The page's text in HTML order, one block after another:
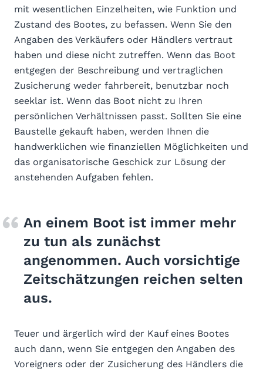
mit wesentlichen Einzelheiten, wie Funktion und
Zustand des Bootes, zu befassen. Wenn Sie den
Angaben des Verkäufers oder Händlers vertraut
haben und diese nicht zutreffen. Wenn das Boot
entgegen der Beschreibung und vertraglichen
Zusicherung weder fahrbereit, benutzbar noch
seeklar ist. Wenn das Boot nicht zu Ihren
persönlichen Verhältnissen passt. Sollten Sie eine
Baustelle gekauft haben, werden Ihnen die
handwerklichen wie finanziellen Möglichkeiten und
das organisatorische Geschick zur Lösung der
anstehenden Aufgaben fehlen.
An einem Boot ist immer mehr
zu tun als zunächst
angenommen. Auch vorsichtige
Zeitschätzungen reichen selten
aus.
Teuer und ärgerlich wird der Kauf eines Bootes
auch dann, wenn Sie entgegen den Angaben des
Voreigners oder der Zusicherung des Händlers die